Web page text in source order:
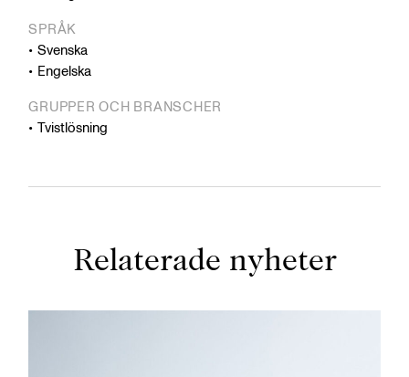
SPRÅK
Svenska
Engelska
GRUPPER OCH BRANSCHER
Tvistlösning
Relaterade nyheter